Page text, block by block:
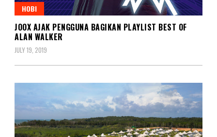
HOBI
JOOX AJAK PENGGUNA BAGIKAN PLAYLIST BEST OF
ALAN WALKER
JULY 19, 2019